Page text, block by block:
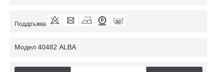
Поддръжка
Модел 40482 ALBA